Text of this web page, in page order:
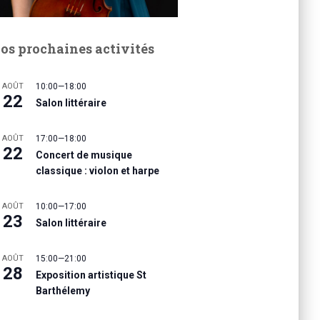
prochaines activités
AOÛT
22
10:00—18:00
Salon littéraire
AOÛT
22
17:00—18:00
Concert de musique
classique : violon et harpe
AOÛT
23
10:00—17:00
Salon littéraire
AOÛT
28
15:00—21:00
Exposition artistique St
Barthélemy